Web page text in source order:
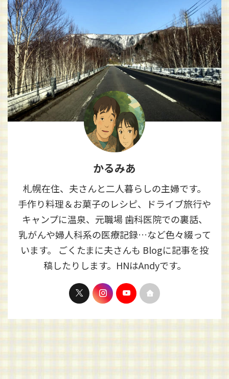
かるみあ
札幌在住、夫さんと二人暮らしの主婦です。
手作り料理＆お菓子のレシピ、ドライブ旅行や
キャンプに温泉、元職場 歯科医院での裏話、
乳がんや婦人科系の医療記録…など色々綴って
います。 ごくたまに夫さんも Blogに記事を投
稿したりします。HNはAndyです。